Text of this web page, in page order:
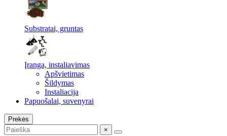
Substratai, gruntas
Įranga, instaliavimas
Apšvietimas
Šildymas
Instaliacija
Papuošalai, suvenyrai
Prekės
×